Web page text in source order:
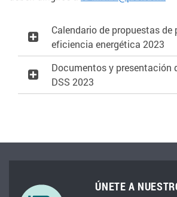
Calendario de propuestas de
eficiencia energética 2023
Documentos y presentación
DSS 2023
ÚNETE A